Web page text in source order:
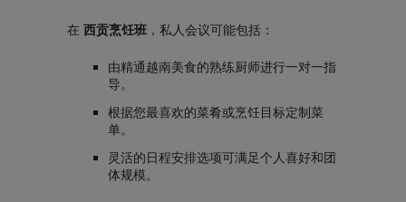
在 西贡烹饪班 ，私人会议可能包括：
由精通越南美食的熟练厨师进行一对一指
导。
根据您最喜欢的菜肴或烹饪目标定制菜
单。
灵活的日程安排选项可满足个人喜好和团
体规模。